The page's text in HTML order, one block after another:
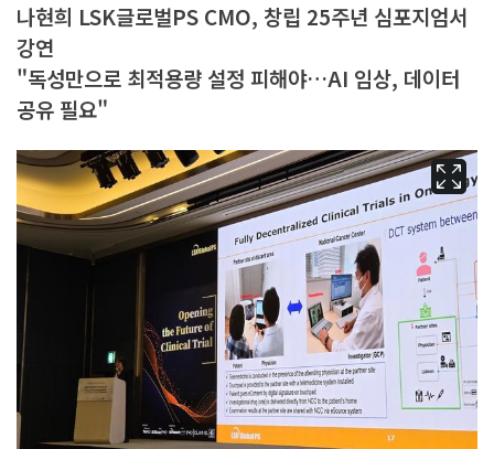
나현희 LSK글로벌PS CMO, 창립 25주년 심포지엄서
강연
"독성만으로 최적용량 설정 피해야…AI 임상, 데이터
공유 필요"